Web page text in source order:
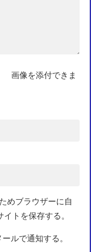
画像を添付できま
めブラウザーに自
トを保存する。
ルで通知する。